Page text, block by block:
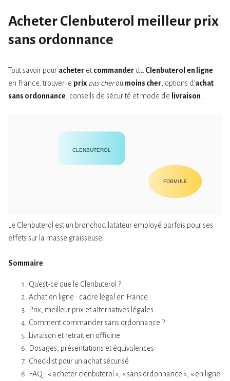
Acheter Clenbuterol meilleur prix
sans ordonnance
Tout savoir pour acheter etcommander du Clenbuterol en ligne
en France, trouver le prix pas cherou moins cher , options d’achat
sans ordonnance , conseils de sécurité et mode de livraison
CLENBUTEROL
FORMULE
Le Clenbuterol est un bronchodilatateur employé parfois pour ses
effets sur la masse graisseuse.
Sommaire
Qu’est-ce que le Clenbuterol ?
Achat en ligne : cadre légal en France
Prix, meilleur prix et alternatives légales
Comment commander sans ordonnance ?
Livraison et retrait en officine
Dosages, présentations et équivalences
Checklist pour un achat sécurisé
FAQ : « acheter clenbuterol », « sans ordonnance », « en ligne